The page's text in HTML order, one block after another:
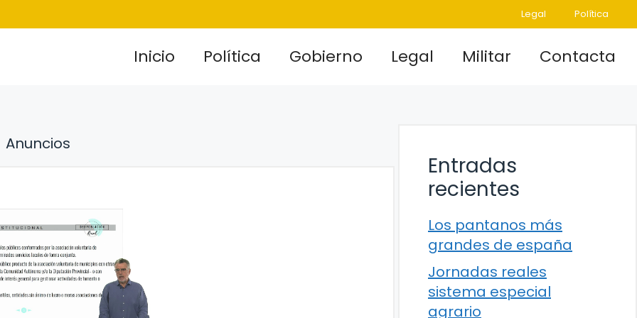
Legal Política
Inicio Política Gobierno Legal Militar Contacta
Anuncios
Entradas
recientes
Los pantanos más
grandes de españa
Jornadas reales
sistema especial
agrario